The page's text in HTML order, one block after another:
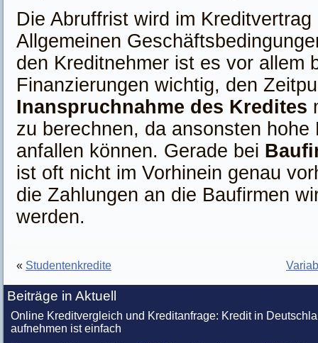
Die Abruffrist wird im
Allgemeinen
den Kreditnehmer ist es vor allem
Finanzierungen wichtig, den
Inanspruchnahme des Kredites
zu berechnen, da ansonsten hohe
anfallen können. Gerade bei
ist oft nicht im Vorhinein genau
die Zahlungen an die Baufirmen
werden.
« Studentenkredite
Beiträge in Aktuell
Online Kreditvergleich und Kreditanfrage: Kredit in
aufnehmen ist einfach